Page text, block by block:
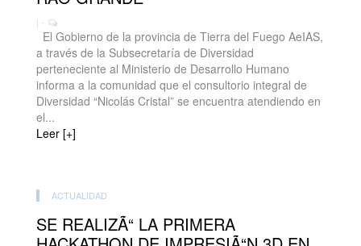
| -
El Gobierno de la provincia de Tierra del Fuego AeIAS,
a través de la Subsecretaría de Diversidad
perteneciente al Ministerio de Desarrollo Humano
informa a la comunidad que el consultorio integral de
Diversidad “Nicolás Cristal” se encuentra atendiendo en
el...
Leer [+]
ACTUALIDAD
SE REALIZÃ“ LA PRIMERA